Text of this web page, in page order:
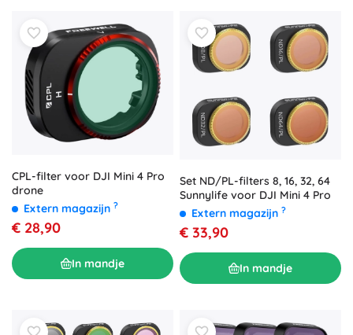
CPL-filter voor DJI Mini 4 Pro
drone
Extern magazijn ?
€ 28,90
In mandje
Set ND/PL-filters 8, 16, 32, 64
Sunnylife voor DJI Mini 4 Pro
Extern magazijn ?
€ 33,90
In mandje